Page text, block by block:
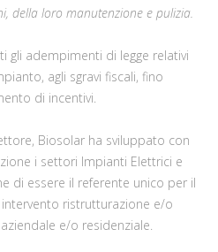
della loro manutenzione e pulizia.
gli adempimenti di legge relativi
agli sgravi fiscali, fino
di incentivi.
Biosolar ha sviluppato con
i settori Impianti Elettrici e
di essere il referente unico per il
ristrutturazione e/o
e/o residenziale.